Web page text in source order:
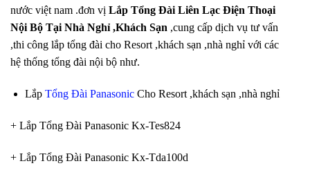
nước việt nam .đơn vị Lắp Tổng Đài Liên Lạc Điện Thoại
Nội Bộ Tại Nhà Nghỉ ,Khách Sạn ,cung cấp dịch vụ tư vấn
,thi công lắp tổng đài cho Resort ,khách sạn ,nhà nghỉ với các
hệ thống tổng đài nội bộ như.
Lắp Tổng Đài Panasonic Cho Resort ,khách sạn ,nhà nghỉ
+ Lắp Tổng Đài Panasonic Kx-Tes824
+ Lắp Tổng Đài Panasonic Kx-Tda100d